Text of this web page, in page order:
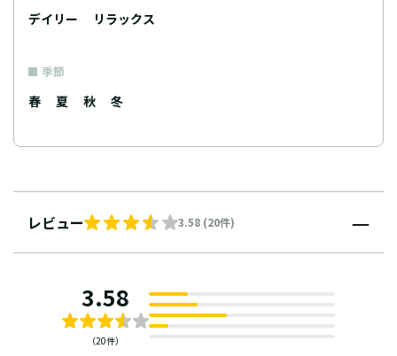
デイリー リラックス
季節
春 夏 秋 冬
レビュー 3.58 (20件)
3.58
（20件）